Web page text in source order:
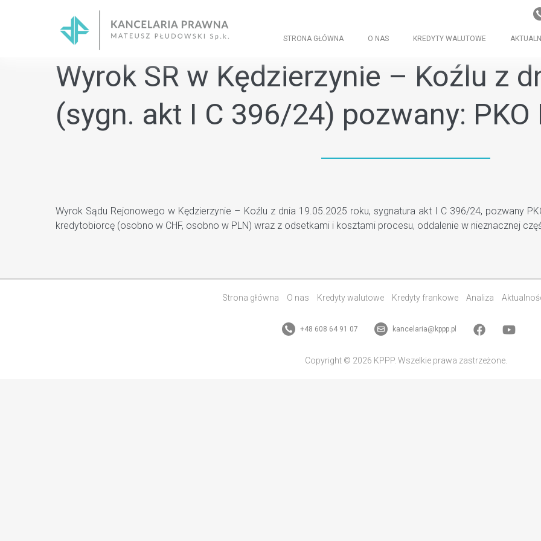
STRONA GŁÓWNA O NAS KREDYTY WALUTOWE
Wyrok SR w Kędzierzynie – Koźlu z
(sygn. akt I C 396/24) pozwany: PKO
Wyrok Sądu Rejonowego w Kędzierzynie – Koźlu z dnia 19.05.2025 roku, sygnatura akt I C 396/24, pozwany
kredytobiorcę (osobno w CHF, osobno w PLN) wraz z odsetkami i kosztami procesu, oddalenie w nieznacznej
Strona główna O nas Kredyty walutowe Kredyty frankowe Analiza
+48 608 64 91 07 kancelaria@kppp.pl
Copyright © 2026 KPPP. Wszelkie prawa zastrzeżone.